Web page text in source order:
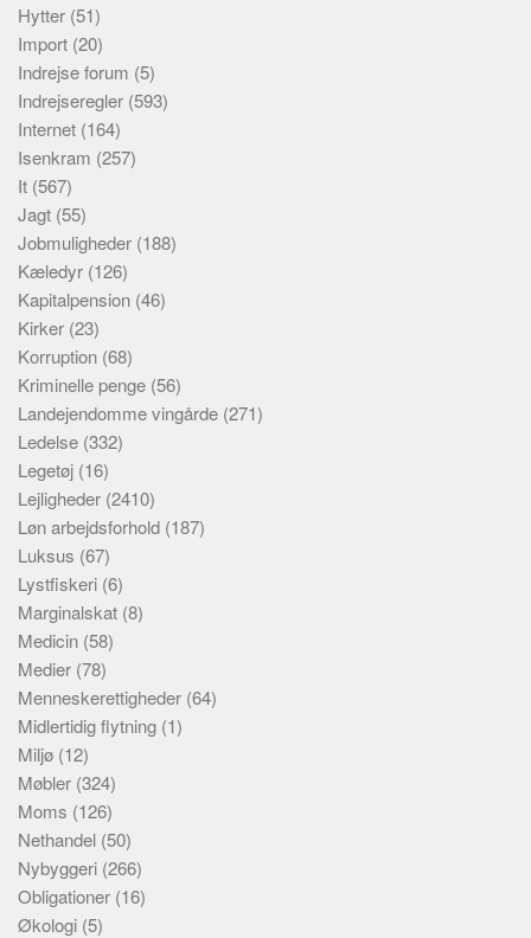
Hytter (51)
Import (20)
Indrejse forum (5)
Indrejseregler (593)
Internet (164)
Isenkram (257)
It (567)
Jagt (55)
Jobmuligheder (188)
Kæledyr (126)
Kapitalpension (46)
Kirker (23)
Korruption (68)
Kriminelle penge (56)
Landejendomme vingårde (271)
Ledelse (332)
Legetøj (16)
Lejligheder (2410)
Løn arbejdsforhold (187)
Luksus (67)
Lystfiskeri (6)
Marginalskat (8)
Medicin (58)
Medier (78)
Menneskerettigheder (64)
Midlertidig flytning (1)
Miljø (12)
Møbler (324)
Moms (126)
Nethandel (50)
Nybyggeri (266)
Obligationer (16)
Økologi (5)